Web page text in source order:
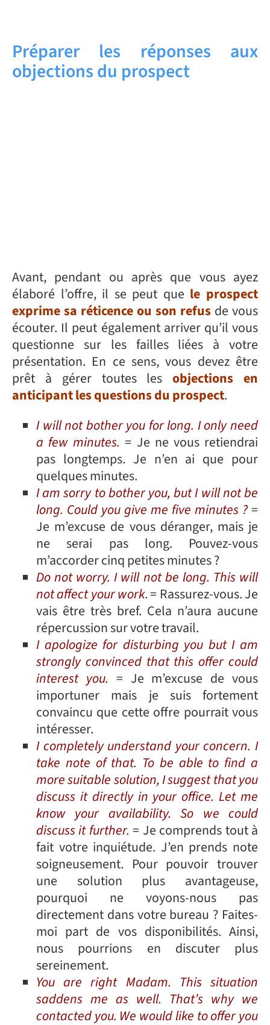
Préparer les réponses aux
objections du prospect
Avant, pendant ou après que vous ayez
élaboré l’offre, il se peut que le prospect
exprime sa réticence ou son refus de vous
écouter. Il peut également arriver qu’il vous
questionne sur les failles liées à votre
présentation. En ce sens, vous devez être
prêt à gérer toutes lesobjections en
anticipant les questions du prospect.
I will not bother you for long. I only need
a few minutes. = Je ne vous retiendrai
pas longtemps. Je n’en ai que pour
quelques minutes.
I am sorry to bother you, but I will not be
long. Could you give me five minutes ?=
Je m’excuse de vous déranger, mais je
ne serai pas long. Pouvez-vous
m’accorder cinq petites minutes ?
Do not worry. I will not be long. This will
not affect your work. = Rassurez-vous. Je
vais être très bref. Cela n’aura aucune
répercussion sur votre travail.
I apologize for disturbing you but I am
strongly convinced that this offer could
interest you. = Je m’excuse de vous
importuner mais je suis fortement
convaincu que cette offre pourrait vous
intéresser.
I completely understand your concern. I
take note of that. To be able to find a
more suitable solution, I suggest that you
discuss it directly in your office. Let me
know your availability. So we could
discuss it further. = Je comprends tout à
fait votre inquiétude. J’en prends note
soigneusement. Pour pouvoir trouver
une solution plus avantageuse,
pourquoi ne voyons-nous pas
directement dans votre bureau ? Faites-
moi part de vos disponibilités. Ainsi,
nous pourrions en discuter plus
sereinement.
You are right Madam. This situation
saddens me as well. That’s why we
contacted you. We would like to offer you